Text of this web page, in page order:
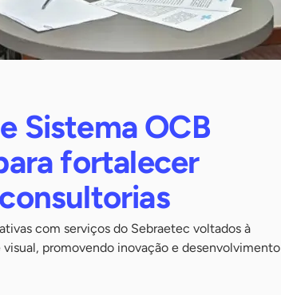
Sistema OCB
fortalecer
com serviços do Sebraetec voltados à
promovendo inovação e desenvolvimento